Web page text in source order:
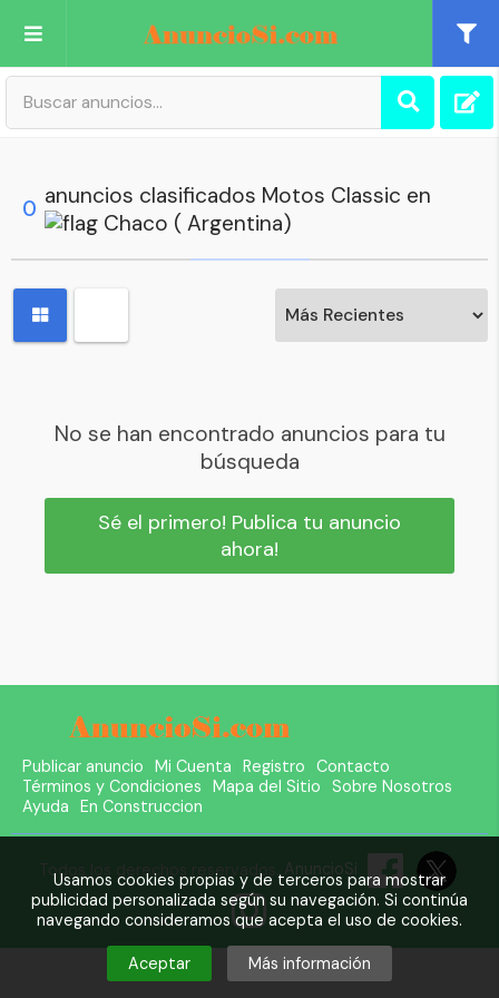
Publica tu Anuncio
Mi cuenta
0 anuncios clasificados Motos Classic en
Chaco ( Argentina)
No se han encontrado anuncios para tu
búsqueda
Sé el primero! Publica tu anuncio
ahora!
Publicar anuncio Mi Cuenta Registro
Contacto
Términos y Condiciones
Mapa del Sitio
Sobre Nosotros
Ayuda
En Construccion
Todos los derechos reservados. AnuncioSi
Usamos cookies propias y de terceros para mostrar
publicidad personalizada según su navegación. Si continúa
navegando consideramos que acepta el uso de cookies.
Aceptar Más información